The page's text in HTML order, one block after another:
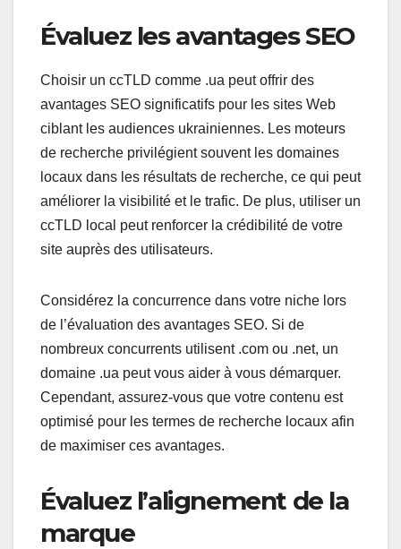
Évaluez les avantages SEO
Choisir un ccTLD comme .ua peut offrir des
avantages SEO significatifs pour les sites Web
ciblant les audiences ukrainiennes. Les moteurs
de recherche privilégient souvent les domaines
locaux dans les résultats de recherche, ce qui peut
améliorer la visibilité et le trafic. De plus, utiliser un
ccTLD local peut renforcer la crédibilité de votre
site auprès des utilisateurs.
Considérez la concurrence dans votre niche lors
de l’évaluation des avantages SEO. Si de
nombreux concurrents utilisent .com ou .net, un
domaine .ua peut vous aider à vous démarquer.
Cependant, assurez-vous que votre contenu est
optimisé pour les termes de recherche locaux afin
de maximiser ces avantages.
Évaluez l’alignement de la
marque